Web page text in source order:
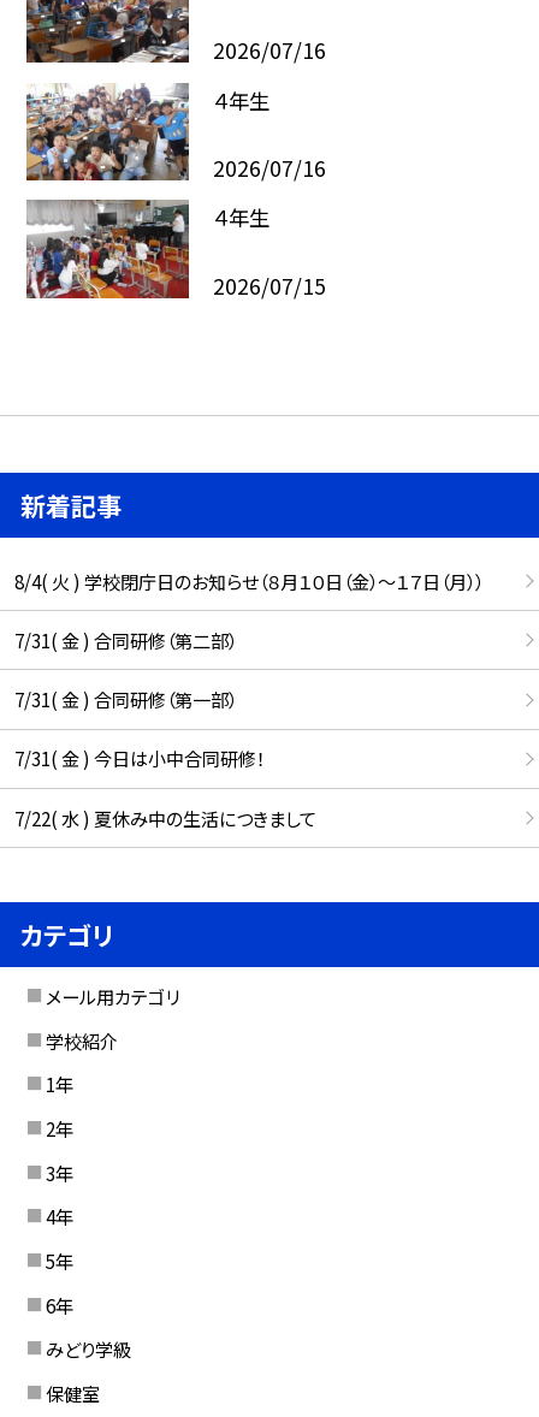
2026/07/16
４年生
2026/07/16
４年生
2026/07/15
新着記事
8/4( 火 ) 学校閉庁日のお知らせ（８月１０日（金）～１７日（月））
7/31( 金 ) 合同研修（第二部）
7/31( 金 ) 合同研修（第一部）
7/31( 金 ) 今日は小中合同研修！
7/22( 水 ) 夏休み中の生活につきまして
カテゴリ
メール用カテゴリ
学校紹介
1年
2年
3年
4年
5年
6年
みどり学級
保健室